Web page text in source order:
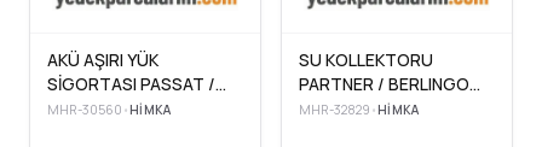
AKÜ AŞIRI YÜK
SİGORTASI PASSAT /
POLO / TOUAREG /
MHR-30560 •HIMKA
SU KOLLEKTORU
PARTNER / BERLINGO
96-08 DW8B 03-08
MHR-32829 •HIMKA